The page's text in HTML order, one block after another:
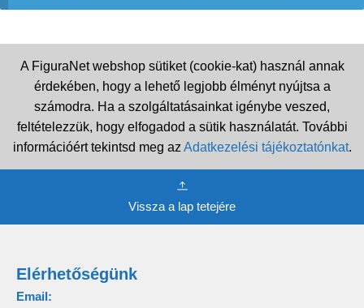
A FiguraNet webshop sütiket (cookie-kat) használ annak
érdekében, hogy a lehető legjobb élményt nyújtsa a
számodra. Ha a szolgáltatásainkat igénybe veszed,
feltételezzük, hogy elfogadod a sütik használatát. További
információért tekintsd meg az Adatkezelési tájékoztatónkat.
Vissza a lap tetejére
Elérhetőségünk
Email: